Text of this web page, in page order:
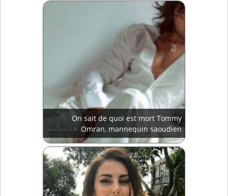
On sait de quoi est mort Tommy
Omran, mannequin saoudien